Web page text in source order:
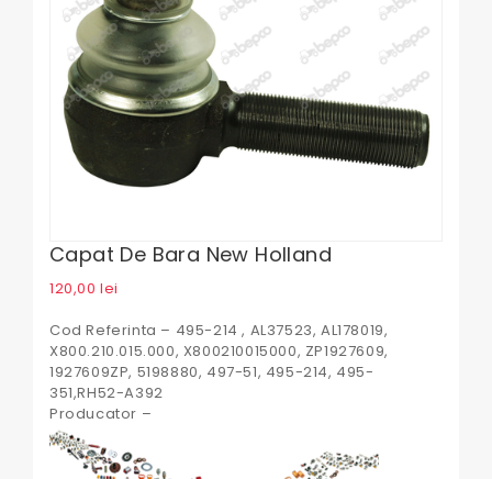
Capat De Bara New Holland
120,00lei
Cod Referinta – 495-214 , AL37523, AL178019,
X800.210.015.000, X800210015000, ZP1927609,
1927609ZP, 5198880, 497-51, 495-214, 495-
351,RH52-A392
Producator –